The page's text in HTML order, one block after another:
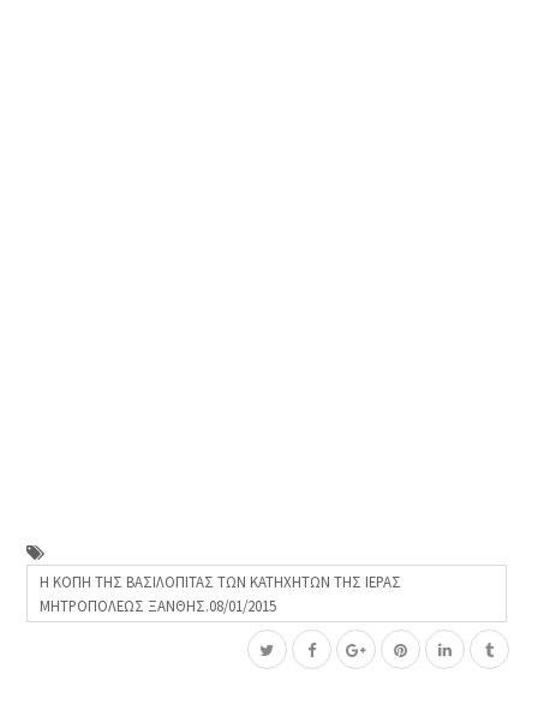
Η ΚΟΠΗ ΤΗΣ ΒΑΣΙΛΟΠΙΤΑΣ ΤΩΝ ΚΑΤΗΧΗΤΩΝ ΤΗΣ ΙΕΡΑΣ
ΜΗΤΡΟΠΟΛΕΩΣ ΞΑΝΘΗΣ.08/01/2015